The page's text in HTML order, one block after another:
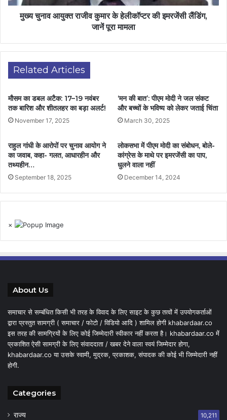
मुख्य चुनाव आयुक्त राजीव कुमार के हेलीकॉप्टर की इमरजेंसी लैंडिंग,
जानें पूरा मामला
Related Articles
मौसम का डबल अटैक: 17–19 नवंबर
तक बारिश और शीतलहर का बड़ा अलर्ट!
November 17, 2025
‘मन की बात’: पीएम मोदी ने जल संकट
और बच्चों के भविष्य को लेकर जताई चिंता
March 30, 2025
राहुल गांधी के आरोपों पर चुनाव आयोग ने
का जवाब, कहा- गलत, आधारहीन और
तथ्यहीन…
September 18, 2025
लोकसभा में पीएम मोदी का संबोधन, बोले-
कांग्रेस के माथे पर इमरजेंसी का पाप,
धुलने वाला नहीं
December 14, 2024
×
About Us
समाचार से सम्बंधित किसी भी तरह के विवाद के लिए साइट के कुछ तत्वों में उपयोगकर्ताओं
द्वारा प्रस्तुत सामग्री ( समाचार / फोटो / विडियो आदि ) शामिल होगी khabardaar.co
इस तरह की सामग्रियों के लिए कोई जिम्मेदारी स्वीकार नहीं करता है। khabardaar.co में
प्रकाशित ऐसी सामग्री के लिए संवाददाता / खबर देने वाला स्वयं जिम्मेदार होगा,
khabardaar.co या उसके स्वामी, मुद्रक, प्रकाशक, संपादक की कोई भी जिम्मेदारी नहीं
होगी.
Categories
राज्य 10,211